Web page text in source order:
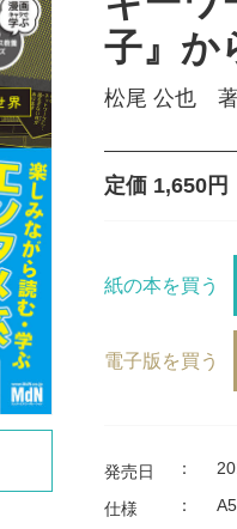
子』か
松尾 公也
定価 1,650円
紙の本を買う
電子版を買う
発売日 ：
仕様 ：